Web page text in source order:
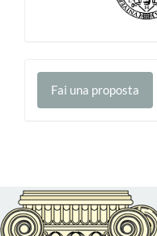
Fai
unaFai una proposta